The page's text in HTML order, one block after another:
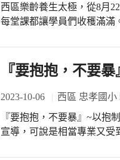
西區樂齡養生太極，從8月
每堂課都讓學員們收穫滿滿
天都要記得動一動！ #最後一天學『抱拳禮』是武術中尊敬、感恩和禮貌的動作，
以合掌、鞠躬表達尊重和
出與傳授，老師教學誠懇易
法繼續學習～再次感謝老
提供這麼優質的場地～謝
教練辛苦的指導！ #下一期的課程，
『要抱抱，不要
2023-10-06 西區 忠孝國小
『要抱抱，不要暴』~以抱
宣導，可說是相當專業又受